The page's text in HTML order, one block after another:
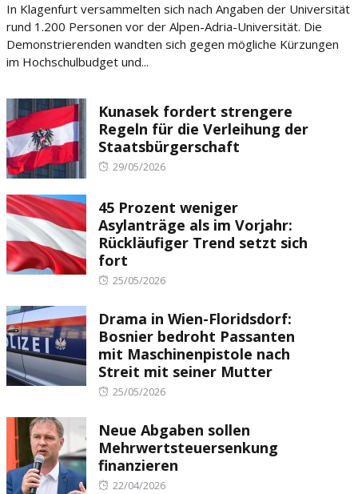
In Klagenfurt versammelten sich nach Angaben der Universität
rund 1.200 Personen vor der Alpen-Adria-Universität. Die
Demonstrierenden wandten sich gegen mögliche Kürzungen
im Hochschulbudget und...
Kunasek fordert strengere
Regeln für die Verleihung der
Staatsbürgerschaft
Posted
29/05/2026
45 Prozent weniger
Asylanträge als im Vorjahr:
Rückläufiger Trend setzt sich
fort
Posted
25/05/2026
Drama in Wien-Floridsdorf:
Bosnier bedroht Passanten
mit Maschinenpistole nach
Streit mit seiner Mutter
Posted
25/05/2026
Neue Abgaben sollen
Mehrwertsteuersenkung
finanzieren
Posted
22/04/2026